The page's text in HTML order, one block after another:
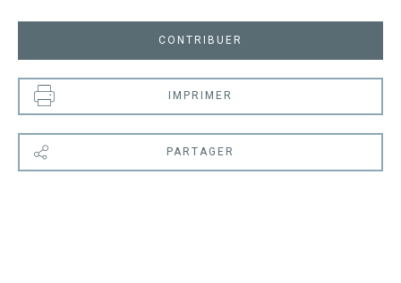
CONTRIBUER
IMPRIMER
PARTAGER